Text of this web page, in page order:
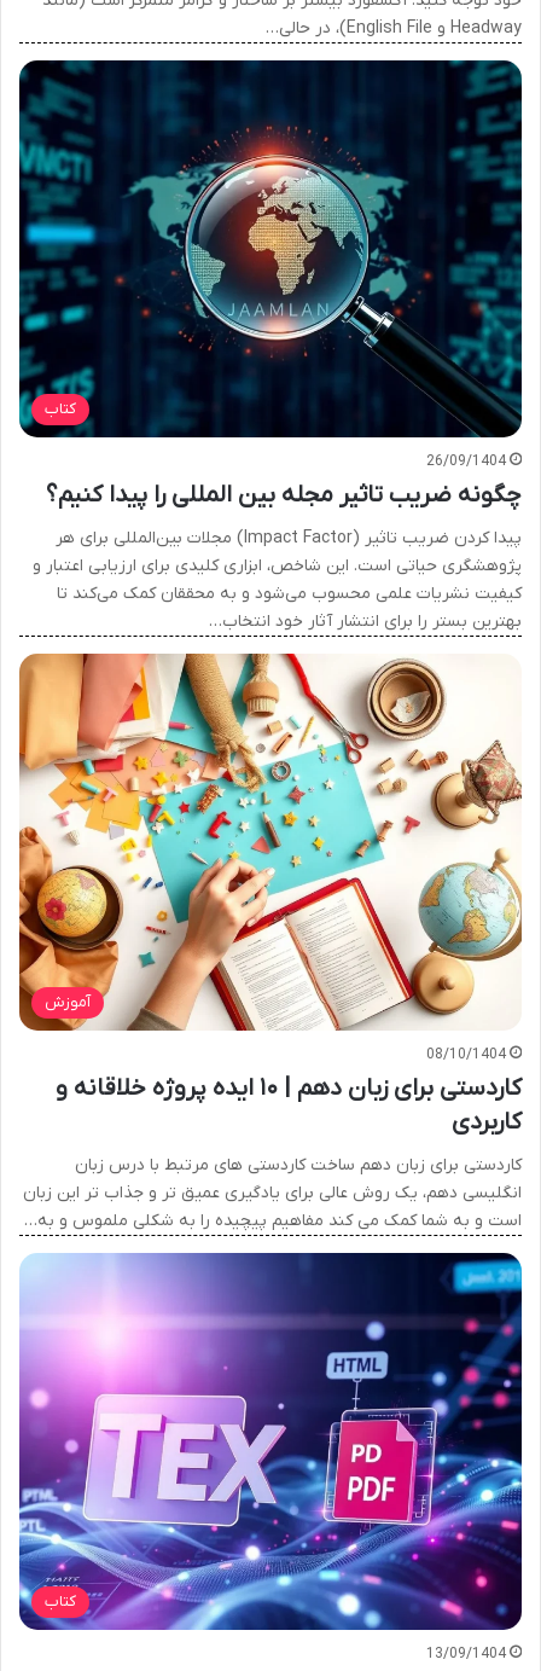
Headway و English File)، در حالی…
کتاب
26/09/1404
چگونه ضریب تاثیر مجله بین المللی را پیدا کنیم؟
پیدا کردن ضریب تاثیر (Impact Factor) مجلات بین‌المللی برای هر
پژوهشگری حیاتی است. این شاخص، ابزاری کلیدی برای ارزیابی اعتبار و
کیفیت نشریات علمی محسوب می‌شود و به محققان کمک می‌کند تا
بهترین بستر را برای انتشار آثار خود انتخاب…
آموزش
08/10/1404
کاردستی برای زبان دهم | ۱۰ ایده پروژه خلاقانه و
کاربردی
کاردستی برای زبان دهم ساخت کاردستی های مرتبط با درس زبان
انگلیسی دهم، یک روش عالی برای یادگیری عمیق تر و جذاب تر این زبان
است و به شما کمک می کند مفاهیم پیچیده را به شکلی ملموس و به…
کتاب
13/09/1404